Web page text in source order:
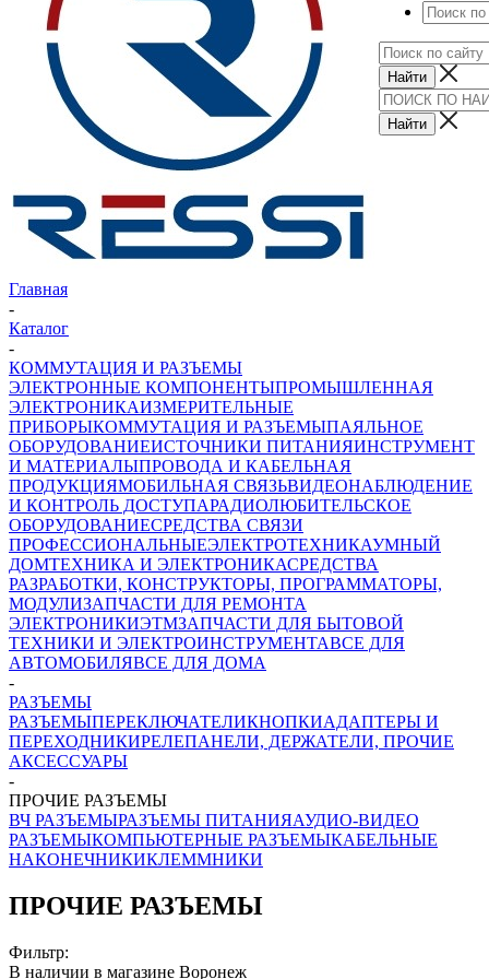
Главная
-
Каталог
-
КОММУТАЦИЯ И РАЗЪЕМЫ
ЭЛЕКТРОННЫЕ КОМПОНЕНТЫПРОМЫШЛЕННАЯ
ЭЛЕКТРОНИКАИЗМЕРИТЕЛЬНЫЕ
ПРИБОРЫКОММУТАЦИЯ И РАЗЪЕМЫПАЯЛЬНОЕ
ОБОРУДОВАНИЕИСТОЧНИКИ ПИТАНИЯИНСТРУМЕНТ
И МАТЕРИАЛЫПРОВОДА И КАБЕЛЬНАЯ
ПРОДУКЦИЯМОБИЛЬНАЯ СВЯЗЬВИДЕОНАБЛЮДЕНИЕ
И КОНТРОЛЬ ДОСТУПАРАДИОЛЮБИТЕЛЬСКОЕ
ОБОРУДОВАНИЕСРЕДСТВА СВЯЗИ
ПРОФЕССИОНАЛЬНЫЕЭЛЕКТРОТЕХНИКАУМНЫЙ
ДОМТЕХНИКА И ЭЛЕКТРОНИКАСРЕДСТВА
РАЗРАБОТКИ, КОНСТРУКТОРЫ, ПРОГРАММАТОРЫ,
МОДУЛИЗАПЧАСТИ ДЛЯ РЕМОНТА
ЭЛЕКТРОНИКИЭТМЗАПЧАСТИ ДЛЯ БЫТОВОЙ
ТЕХНИКИ И ЭЛЕКТРОИНСТРУМЕНТАВСЕ ДЛЯ
АВТОМОБИЛЯВСЕ ДЛЯ ДОМА
-
РАЗЪЕМЫ
РАЗЪЕМЫПЕРЕКЛЮЧАТЕЛИКНОПКИАДАПТЕРЫ И
ПЕРЕХОДНИКИРЕЛЕПАНЕЛИ, ДЕРЖАТЕЛИ, ПРОЧИЕ
АКСЕССУАРЫ
-
ПРОЧИЕ РАЗЪЕМЫ
ВЧ РАЗЪЕМЫРАЗЪЕМЫ ПИТАНИЯАУДИО-ВИДЕО
РАЗЪЕМЫКОМПЬЮТЕРНЫЕ РАЗЪЕМЫКАБЕЛЬНЫЕ
НАКОНЕЧНИКИКЛЕММНИКИ
ПРОЧИЕ РАЗЪЕМЫ
Фильтр:
В наличии в магазине Воронеж